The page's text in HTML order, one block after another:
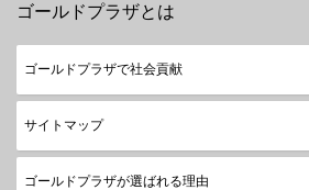
ゴールドプラザとは
ゴールドプラザで社会貢献
サイトマップ
ゴールドプラザが選ばれる理由